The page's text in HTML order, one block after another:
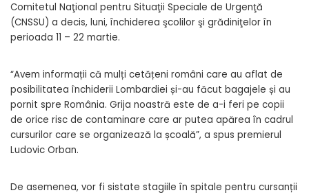
Comitetul Naţional pentru Situaţii Speciale de Urgenţă
(CNSSU) a decis, luni, închiderea şcolilor şi grădiniţelor în
perioada 11 – 22 martie.
“Avem informații că mulți cetățeni români care au aflat de
posibilitatea închiderii Lombardiei și-au făcut bagajele și au
pornit spre România. Grija noastră este de a-i feri pe copii
de orice risc de contaminare care ar putea apărea în cadrul
cursurilor care se organizează la școală”, a spus premierul
Ludovic Orban.
De asemenea, vor fi sistate stagiile în spitale pentru cursanții